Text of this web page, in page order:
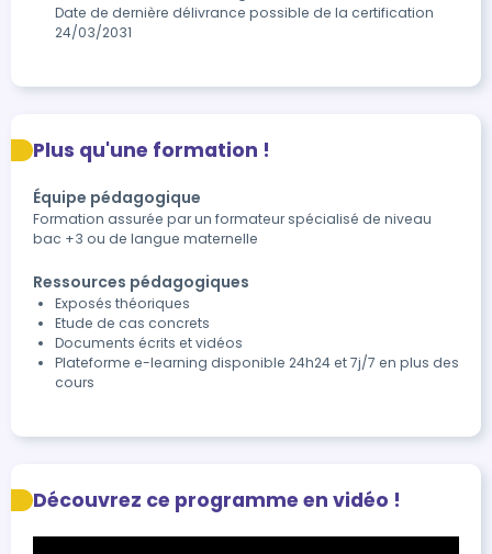
Date de dernière délivrance possible de la certification
24/03/2031
Plus qu'une formation !
Équipe pédagogique
Formation assurée par un formateur spécialisé de niveau
bac +3 ou de langue maternelle
Ressources pédagogiques
Exposés théoriques
Etude de cas concrets
Documents écrits et vidéos
Plateforme e-learning disponible 24h24 et 7j/7 en plus des
cours
Découvrez ce programme en vidéo !